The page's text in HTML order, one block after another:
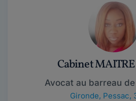
Cabinet MAITRE
Avocat au barreau
Gironde, Pessac,